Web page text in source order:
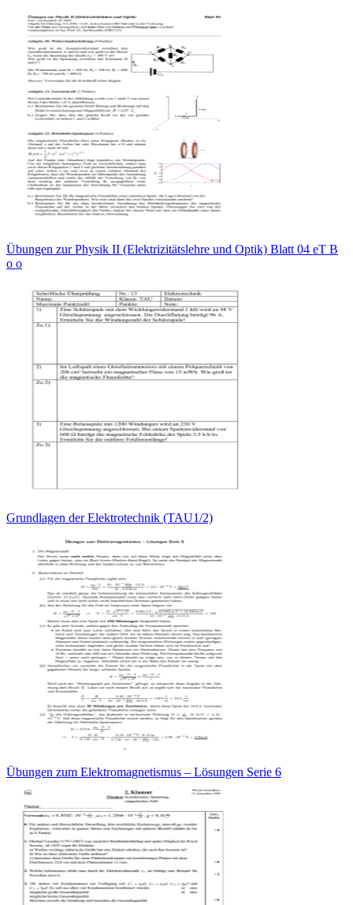
Übungen zur Physik II (Elektrizitätslehre und Optik) Blatt 04 eT B
о о
Grundlagen der Elektrotechnik (TAU1/2)
Übungen zum Elektromagnetismus – Lösungen Serie 6